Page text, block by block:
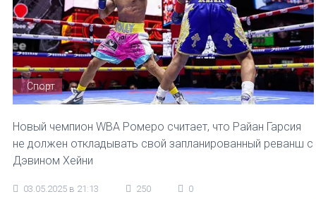
Спорт
Новый чемпион WBA Ромеро считает, что Райан Гарсия
не должен откладывать свой запланированный реванш с
Дэвином Хейни
03.05.2025 в 21:13 250 0